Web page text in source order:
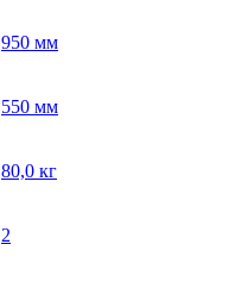
950 мм
550 мм
80,0 кг
2